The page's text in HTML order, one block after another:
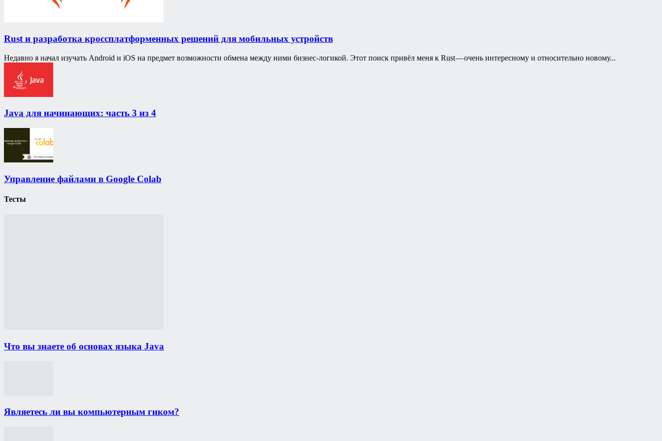
Rust и разработка кроссплатформенных решений для мобильных устройств
Недавно я начал изучать Android и iOS на предмет возможности обмена между ними бизнес-логикой. Этот поиск привёл меня к Rust — очень интересному и относительно новому...
Java для начинающих: часть 3 из 4
Управление файлами в Google Colab
Тесты
Что вы знаете об основах языка Java
Являетесь ли вы компьютерным гиком?